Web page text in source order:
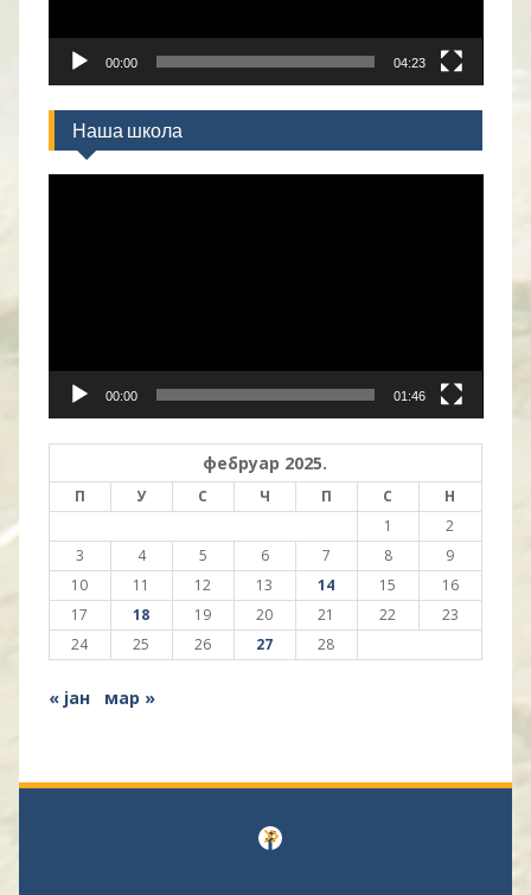
00:00 04:23
Наша школа
00:00 01:46
фебруар 2025.
П У С Ч П С
Н
1
2
3
4 5 6 7 8
9
10
11 12 13 14 15
16
17
18 19 20 21 22
23
24
25 26 27 28
« јан мар »
Facebook